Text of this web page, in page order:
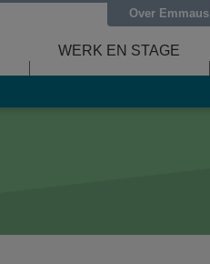
Over Emmaus
WERK EN STAGE